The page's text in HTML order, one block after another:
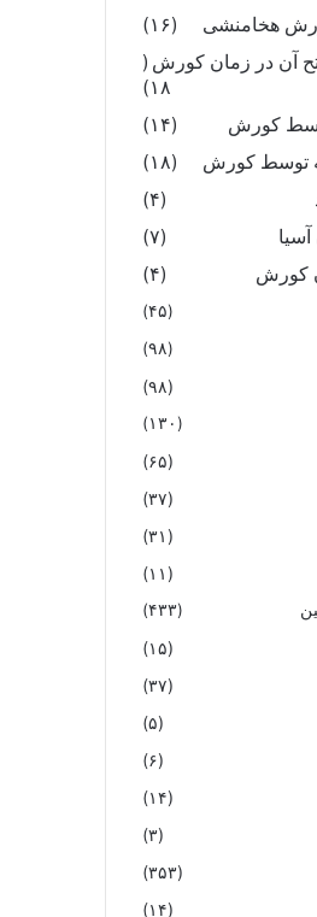
هخامنشی
(۱۶)
آن در زمان کورش (
۱۸)
کورش
(۱۴)
توسط کورش
(۱۸)
(۴)
(۷)
کورش
(۴)
(۴۵)
(۹۸)
(۹۸)
(۱۳۰)
(۶۵)
(۳۷)
(۳۱)
(۱۱)
(۴۳۳)
(۱۵)
(۳۷)
(۵)
(۶)
(۱۴)
(۳)
(۳۵۳)
(۱۴)